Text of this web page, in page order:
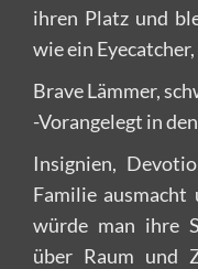
ihren Platz und
wie ein
Brave Lämmer,
-Vorangelegt in
Insignien,
Familie
würde man ihre
über Raum und